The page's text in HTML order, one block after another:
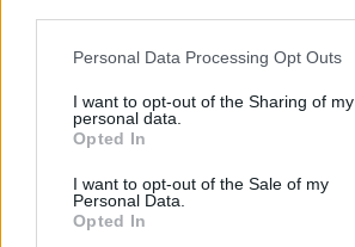
Personal Data Processing Opt Outs
I want to opt-out of the Sharing of my
personal data.
Opted In
I want to opt-out of the Sale of my
Personal Data.
Opted In